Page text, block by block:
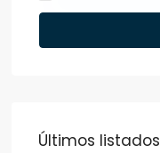
Últimos listados